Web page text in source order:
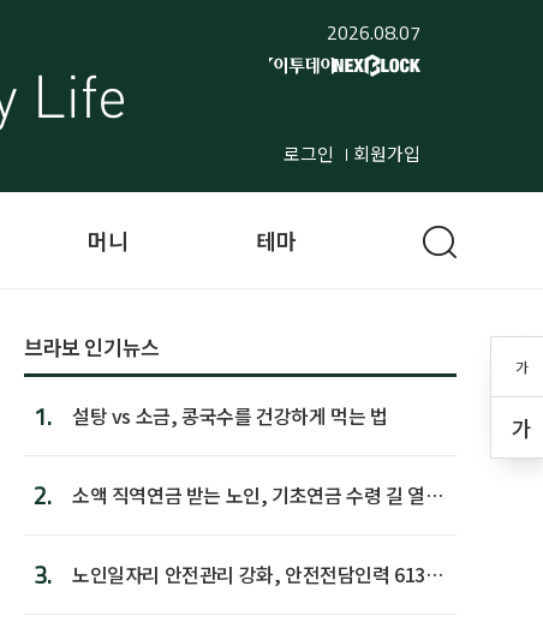
2026.08.07
로그인 회원가입
가
가
머니 테마
브라보 인기뉴스
1. 설탕 vs 소금, 콩국수를 건강하게 먹는 법
2.
소액 직역연금 받는 노인, 기초연금 수령 길 열린
3.
노인일자리 안전관리 강화, 안전전담인력 613명